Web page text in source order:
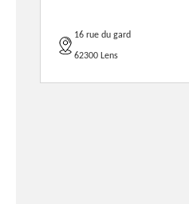
16 rue du gard
62300 Lens